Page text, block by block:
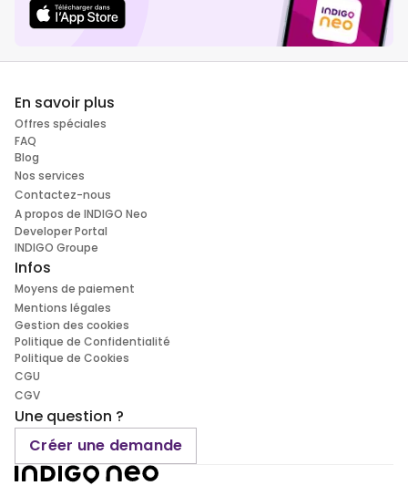
En savoir plus
Offres spéciales
FAQ
Blog
Nos services
Contactez-nous
A propos de INDIGO Neo
Developer Portal
INDIGO Groupe
Infos
Moyens de paiement
Mentions légales
Gestion des cookies
Politique de Confidentialité
Politique de Cookies
CGU
CGV
Une question ?
Créer une demande